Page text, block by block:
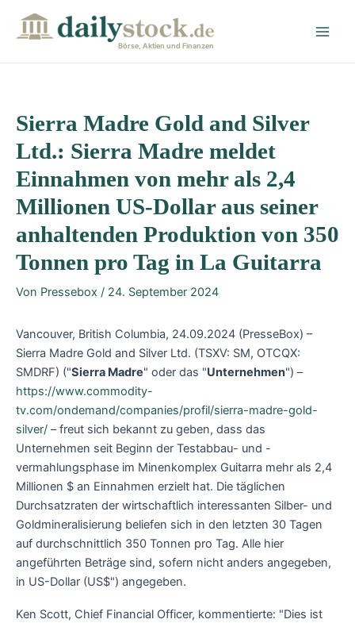
Börse, Aktien und Finanzen
Sierra Madre Gold and Silver
Ltd.: Sierra Madre meldet
Einnahmen von mehr als 2,4
Millionen US-Dollar aus seiner
anhaltenden Produktion von 350
Tonnen pro Tag in La Guitarra
Von Pressebox / 24. September 2024
Vancouver, British Columbia, 24.09.2024 (PresseBox) –
Sierra Madre Gold and Silver Ltd. (TSXV: SM, OTCQX:
SMDRF) ("Sierra Madre" oder das "Unternehmen") –
https://www.commodity-
tv.com/ondemand/companies/profil/sierra-madre-gold-
silver/ – freut sich bekannt zu geben, dass das
Unternehmen seit Beginn der Testabbau- und -
vermahlungsphase im Minenkomplex Guitarra mehr als 2,4
Millionen $ an Einnahmen erzielt hat. Die täglichen
Durchsatzraten der wirtschaftlich interessanten Silber- und
Goldmineralisierung beliefen sich in den letzten 30 Tagen
auf durchschnittlich 350 Tonnen pro Tag. Alle hier
angeführten Beträge sind, sofern nicht anders angegeben,
in US-Dollar (US$") angegeben.
Ken Scott, Chief Financial Officer, kommentierte: "Dies ist